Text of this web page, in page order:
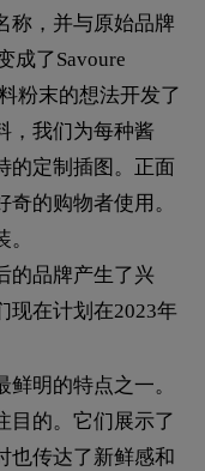
称，并与原始品牌
成了Savoure
粉末的想法开发了
，我们为每种酱
的定制插图。正面
的购物者使用。
的品牌产生了兴
现在计划在2023年
明的特点之一。
目的。它们展示了
也传达了新鲜感和